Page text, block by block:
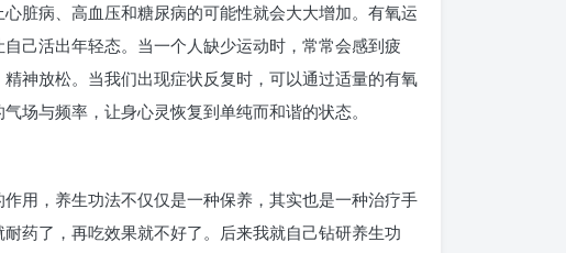
脏病、高血压和糖尿病的可能性就会大大增加。有氧运
己活出年轻态。当一个人缺少运动时，常常会感到疲
神放松。当我们出现症状反复时，可以通过适量的有氧
场与频率，让身心灵恢复到单纯而和谐的状态。
用，养生功法不仅仅是一种保养，其实也是一种治疗手
药了，再吃效果就不好了。后来我就自己钻研养生功